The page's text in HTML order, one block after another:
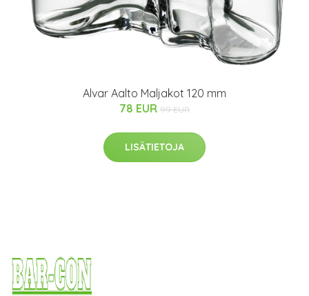
Alvar Aalto Maljakot 120 mm
78 EUR 99 EUR
LISÄTIETOJA